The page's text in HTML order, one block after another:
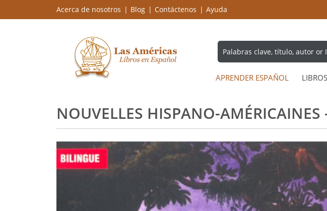
Acerca de nosotros Blog Contáctenos Ayuda
APRENDER ESPAÑOL
NOUVELLES HISPANO-